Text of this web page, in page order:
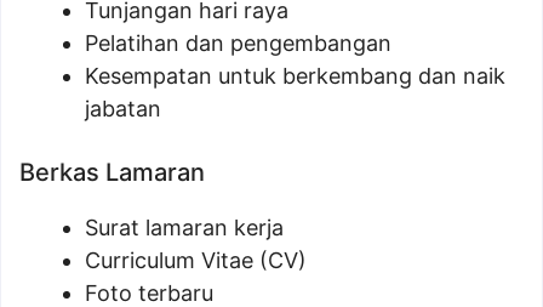
Tunjangan hari raya
Pelatihan dan pengembangan
Kesempatan untuk berkembang dan naik
jabatan
Berkas Lamaran
Surat lamaran kerja
Curriculum Vitae (CV)
Foto terbaru